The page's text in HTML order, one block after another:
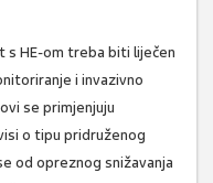
s HE-om treba biti liječen
i invazivno
se primjenjuju
o tipu pridruženog
od opreznog snižavanja